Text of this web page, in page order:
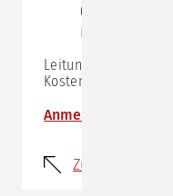
(unserer
integrierte
Leitung:
Kosten: 325,- € zzgl.
Anmeldung
Zurück